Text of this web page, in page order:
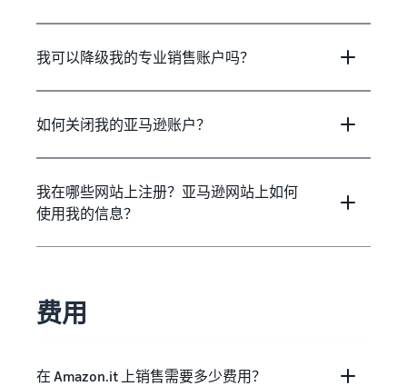
我可以降级我的专业销售账户吗？
如何关闭我的亚马逊账户？
我在哪些网站上注册？亚马逊网站上如何
使用我的信息？
费用
在 Amazon.it 上销售需要多少费用？